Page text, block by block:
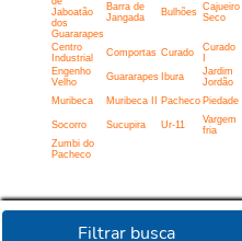
Filtrar busca
Jaboatão
dos
Guararapes
Barra de
Jangada
Bulhões Cajueiro
Seco
Centro
Industrial
Comportas Curado
Curado
Engenho
Velho
Guararapes Ibura
Jardim
Jordão
Muribeca Muribeca II Pacheco Piedade
Socorro Sucupira Ur-11
Vargem
fria
Zumbi do
Pacheco